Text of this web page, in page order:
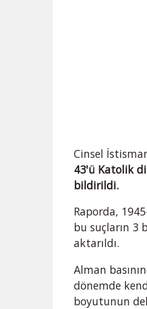
Cinsel
43'ü Katolik
bildirildi.
Raporda,
bu suçların
aktarıldı.
Alman
dönemde
boyutunun